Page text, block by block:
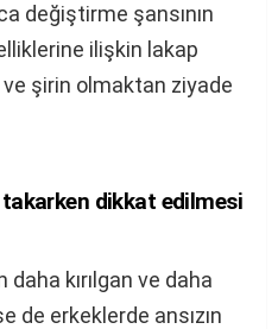
değiştirme şansının
ilişkin lakap
şirin olmaktan ziyade
dikkat edilmesi
daha kırılgan ve daha
de erkeklerde ansızın